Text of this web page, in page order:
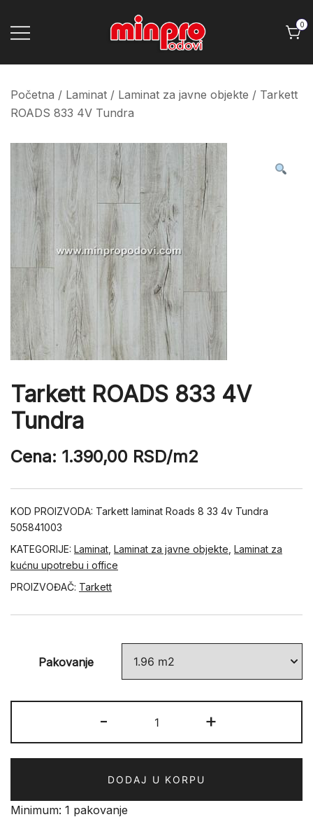
Minpro podovi
0
Početna / Laminat / Laminat za javne objekte / Tarkett
ROADS 833 4V Tundra
Tarkett ROADS 833 4V
Tundra
Cena: 1.390,00 RSD/m2
KOD PROIZVODA: Tarkett laminat Roads 8 33 4v Tundra
505841003
KATEGORIJE: Laminat Laminat za javne objekte Laminat za
kućnu upotrebu i office
PROIZVOĐAČ: Tarkett
Pakovanje
-
ROADS
833
Tundra
količina
+
DODAJ U KORPU
Minimum: 1 pakovanje